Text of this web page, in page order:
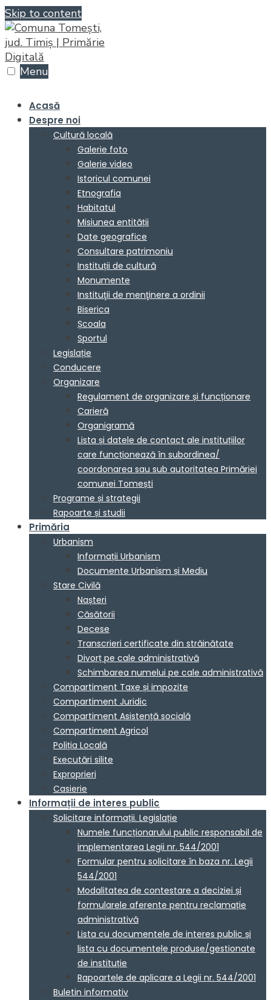
Skip to content
Menu
Acasă
Despre noi
Cultură locală
Galerie foto
Galerie video
Istoricul comunei
Etnografia
Habitatul
Misiunea entității
Date geografice
Consultare patrimoniu
Instituții de cultură
Monumente
Instituţii de menţinere a ordinii
Biserica
Școala
Sportul
Legislație
Conducere
Organizare
Regulament de organizare și funcționare
Carieră
Organigramă
Lista și datele de contact ale instituțiilor
care funcționează în subordinea/
coordonarea sau sub autoritatea Primăriei
comunei Tomești
Programe și strategii
Rapoarte și studii
Primăria
Urbanism
Informații Urbanism
Documente Urbanism și Mediu
Stare Civilă
Nașteri
Căsătorii
Decese
Transcrieri certificate din străinătate
Divorț pe cale administrativă
Schimbarea numelui pe cale administrativă
Compartiment Taxe și impozite
Compartiment Juridic
Compartiment Asistență socială
Compartiment Agricol
Poliția Locală
Executări silite
Exproprieri
Casierie
Informații de interes public
Solicitare informații. Legislație
Numele funcționarului public responsabil de
implementarea Legii nr. 544/2001
Formular pentru solicitare în baza nr. Legii
544/2001
Modalitatea de contestare a deciziei și
formularele aferente pentru reclamație
administrativă
Lista cu documentele de interes public și
lista cu documentele produse/gestionate
de instituție
Rapoartele de aplicare a Legii nr. 544/2001
Buletin informativ